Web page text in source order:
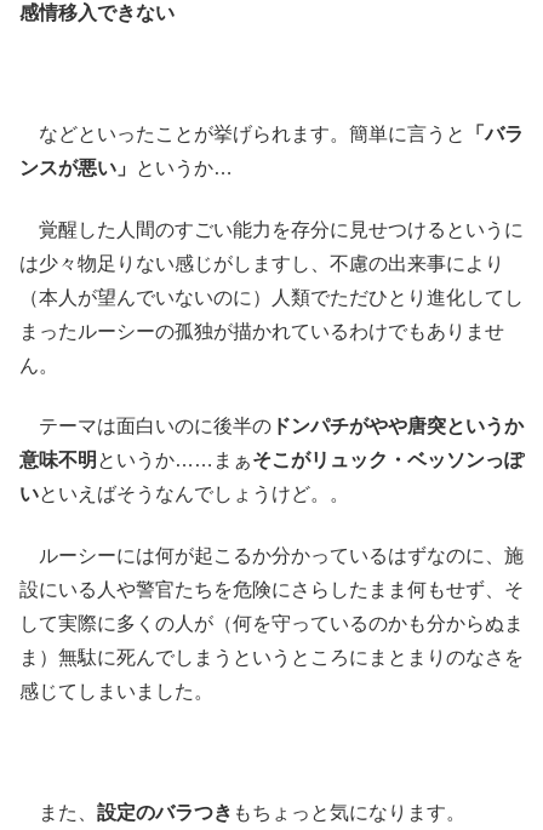
感情移入できない
などといったことが挙げられます。簡単に言うと
「バラ
ンスが悪い」
というか…
覚醒した人間のすごい能力を存分に見せつけるというに
は少々物足りない感じがしますし、不慮の出来事により
（本人が望んでいないのに）人類でただひとり進化してし
まったルーシーの孤独が描かれているわけでもありませ
ん。
テーマは面白いのに後半の ドンパチがやや唐突というか
意味不明 というか……まぁそこがリュック・ベッソンっぽ
いといえばそうなんでしょうけど。。
ルーシーには何が起こるか分かっているはずなのに、施
設にいる人や警官たちを危険にさらしたまま何もせず、そ
して実際に多くの人が（何を守っているのかも分からぬま
ま）無駄に死んでしまうというところにまとまりのなさを
感じてしまいました。
また、 設定のバラつき もちょっと気になります。